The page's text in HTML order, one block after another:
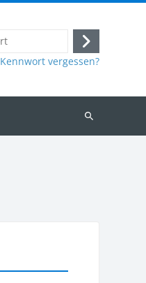
Login
Kennwort vergessen?
Kurse